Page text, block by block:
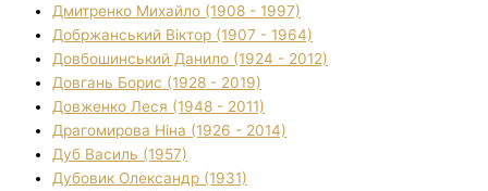
Дмитренко Михайло (1908 - 1997)
Добржанський Віктор (1907 - 1964)
Довбошинський Данило (1924 - 2012)
Довгань Борис (1928 - 2019)
Довженко Леся (1948 - 2011)
Драгомирова Ніна (1926 - 2014)
Дуб Василь (1957)
Дубовик Олександр (1931)